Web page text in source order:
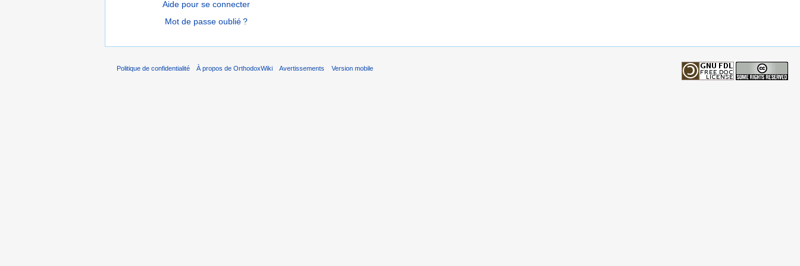
Aide pour se connecter
Mot de passe oublié ?
Politique de confidentialité À propos de OrthodoxWiki Avertissements Version mobile